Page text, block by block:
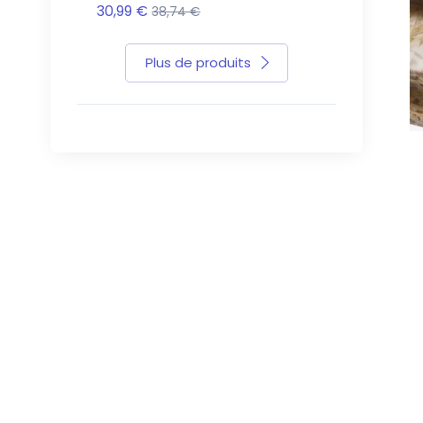
30,99 € 38,74 €
Plus de produits